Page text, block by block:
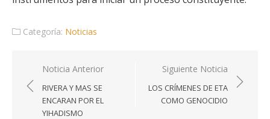
Categoría: Noticias
Navegación
de
entradas
Noticia Anterior
RIVERA Y MAS SE
ENCARAN POR EL
YIHADISMO
Siguiente Noticia
LOS CRÍMENES DE ETA
COMO GENOCIDIO